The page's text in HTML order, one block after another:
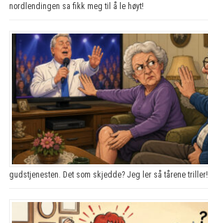
nordlendingen sa fikk meg til å le høyt!
gudstjenesten. Det som skjedde? Jeg ler så tårene triller!